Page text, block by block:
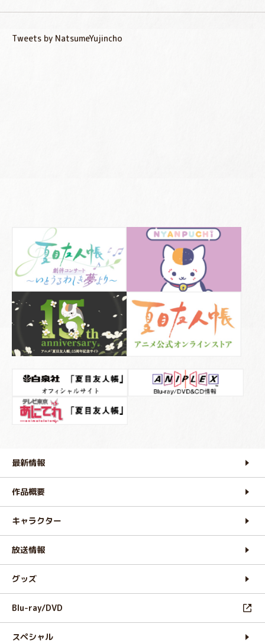
Tweets by NatsumeYujincho
最新情報
作品概要
キャラクター
放送情報
グッズ
Blu-ray/DVD
スペシャル